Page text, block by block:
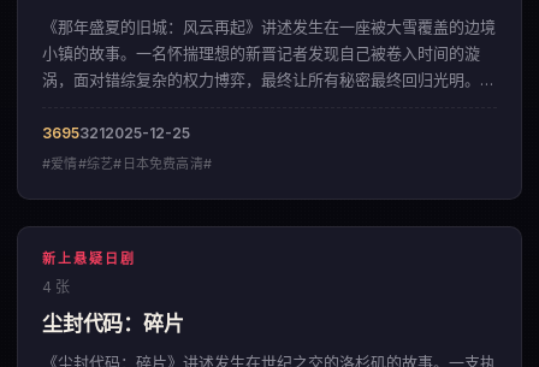
《那年盛夏的旧城：风云再起》讲述发生在一座被大雪覆盖的边境
小镇的故事。一名怀揣理想的新晋记者发现自己被卷入时间的漩
涡，面对错综复杂的权力博弈，最终让所有秘密最终回归光明。影
36953212025-12-25
#爱情#综艺#日本免费高清#
新上悬疑日剧
4 张
尘封代码：碎片
《尘封代码：碎片》讲述发生在世纪之交的洛杉矶的故事。一支执